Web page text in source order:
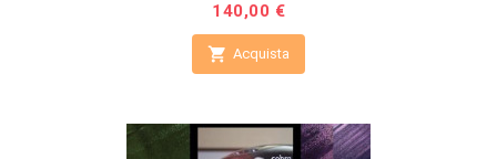
Prezzo
140,00 €
 Acquista